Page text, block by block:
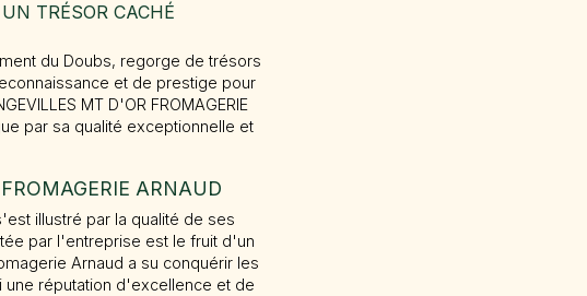
TRÉSOR CACHÉ
du Doubs, regorge de trésors
et de prestige pour
MT D'OR FROMAGERIE
par sa qualité exceptionnelle et
ARNAUD
illustré par la qualité de ses
par l'entreprise est le fruit d'un
Arnaud a su conquérir les
une réputation d'excellence et de